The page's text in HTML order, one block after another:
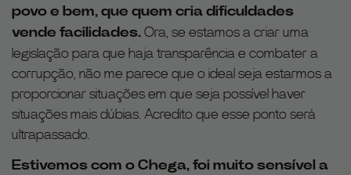
povo e bem, que quem cria dificuldades
vende facilidades.Ora, se estamos a criar uma
legislação para que haja transparência e combater a
corrupção, não me parece que o ideal seja estarmos a
proporcionar situações em que seja possível haver
situações mais dúbias. Acredito que esse ponto será
ultrapassado.
Estivemos com o Chega, foi muito sensível a